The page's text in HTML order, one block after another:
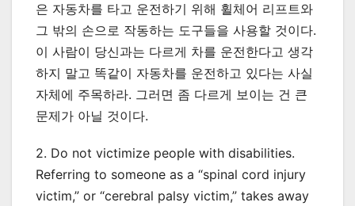
은 자동차를 타고 운전하기 위해 휠체어 리프트와
그 밖의 손으로 작동하는 도구들을 사용할 것이다.
이 사람이 당신과는 다르게 차를 운전한다고 생각
하지 말고 똑같이 자동차를 운전하고 있다는 사실
자체에 주목하라. 그러면 좀 다르게 보이는 건 큰
문제가 아닐 것이다.
2. Do not victimize people with disabilities.
Referring to someone as a “spinal cord injury
victim,” or “cerebral palsy victim,” takes away